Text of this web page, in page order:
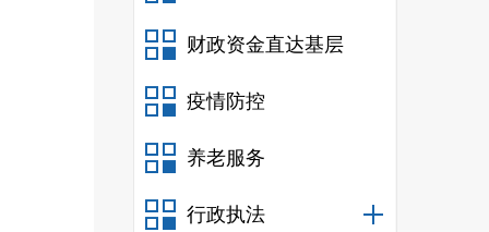
财政资金直达基层
疫情防控
养老服务
行政执法